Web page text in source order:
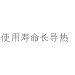
用寿命长导热